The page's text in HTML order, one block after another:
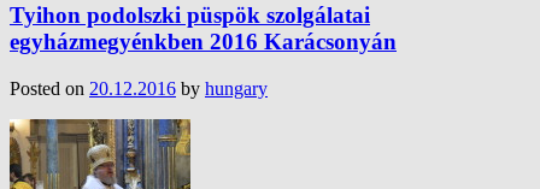
Tyihon podolszki püspök szolgálatai
egyházmegyénkben 2016 Karácsonyán
Posted on 20.12.2016 by hungary